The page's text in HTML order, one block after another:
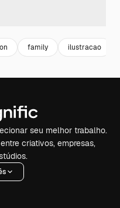
family ilustracao
seu melhor trabalho.
criativos, empresas,